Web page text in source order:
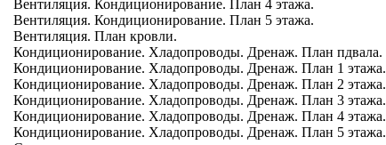
Вентиляция. Кондиционирование. План 4 этажа.
Вентиляция. Кондиционирование. План 5 этажа.
Вентиляция. План кровли.
Кондиционирование. Хладопроводы. Дренаж. План пдвала.
Кондиционирование. Хладопроводы. Дренаж. План 1 этажа.
Кондиционирование. Хладопроводы. Дренаж. План 2 этажа.
Кондиционирование. Хладопроводы. Дренаж. План 3 этажа.
Кондиционирование. Хладопроводы. Дренаж. План 4 этажа.
Кондиционирование. Хладопроводы. Дренаж. План 5 этажа.